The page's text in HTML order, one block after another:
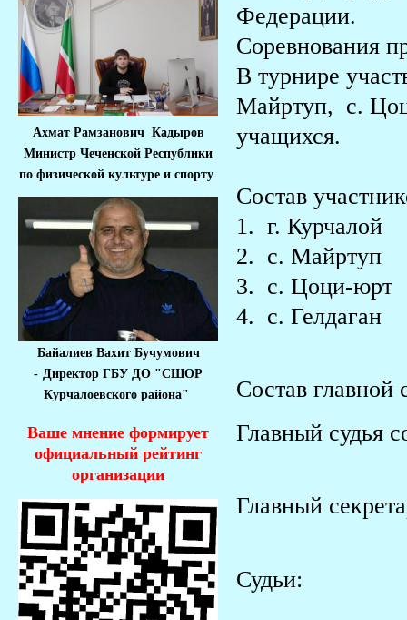
Ахмат Рамзанович Кадыров
Министр Чеченской Республики
по физической культуре и спорту
Байалиев Вахит Бучумович
- Директор ГБУ ДО "СШОР
Курчалоевского района"
Ваше мнение формирует
официальный рейтинг
организации
Федерации.
Соревнования
В турнире
Майртуп, с.
учащихся.
Состав
1. г.
2. с.
3. с. Цоци-
4. с.
Состав главной
Главный
Главный
Судьи: